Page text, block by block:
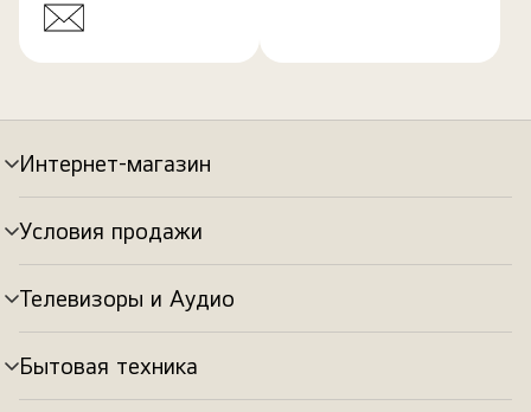
Интернет-магазин
Переключатель
меню
Условия продажи
Переключатель
меню
Телевизоры и Аудио
Переключатель
меню
Бытовая техника
Переключатель
меню